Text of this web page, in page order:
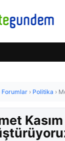
Forumlar › Politika ›